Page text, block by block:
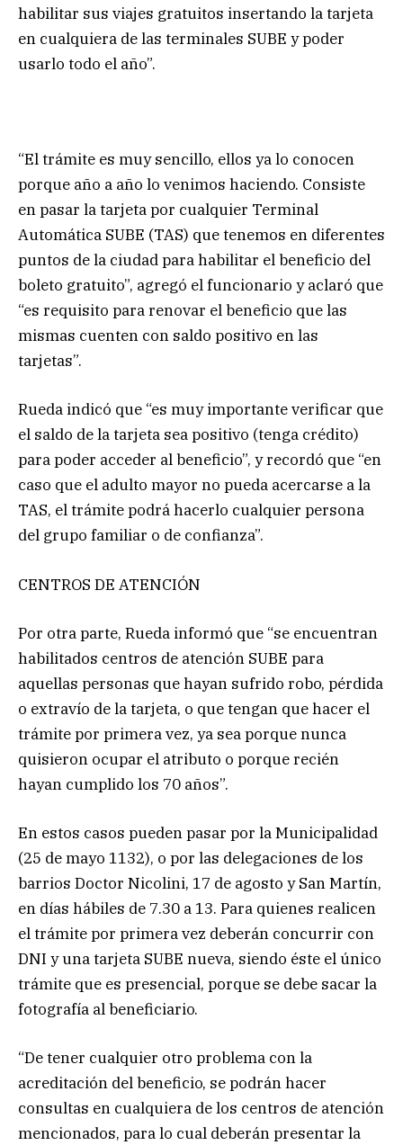
habilitar sus viajes gratuitos insertando la tarjeta
en cualquiera de las terminales SUBE y poder
usarlo todo el año”.
“El trámite es muy sencillo, ellos ya lo conocen
porque año a año lo venimos haciendo. Consiste
en pasar la tarjeta por cualquier Terminal
Automática SUBE (TAS) que tenemos en diferentes
puntos de la ciudad para habilitar el beneficio del
boleto gratuito”, agregó el funcionario y aclaró que
“es requisito para renovar el beneficio que las
mismas cuenten con saldo positivo en las
tarjetas”.
Rueda indicó que “es muy importante verificar que
el saldo de la tarjeta sea positivo (tenga crédito)
para poder acceder al beneficio”, y recordó que “en
caso que el adulto mayor no pueda acercarse a la
TAS, el trámite podrá hacerlo cualquier persona
del grupo familiar o de confianza”.
CENTROS DE ATENCIÓN
Por otra parte, Rueda informó que “se encuentran
habilitados centros de atención SUBE para
aquellas personas que hayan sufrido robo, pérdida
o extravío de la tarjeta, o que tengan que hacer el
trámite por primera vez, ya sea porque nunca
quisieron ocupar el atributo o porque recién
hayan cumplido los 70 años”.
En estos casos pueden pasar por la Municipalidad
(25 de mayo 1132), o por las delegaciones de los
barrios Doctor Nicolini, 17 de agosto y San Martín,
en días hábiles de 7.30 a 13. Para quienes realicen
el trámite por primera vez deberán concurrir con
DNI y una tarjeta SUBE nueva, siendo éste el único
trámite que es presencial, porque se debe sacar la
fotografía al beneficiario.
“De tener cualquier otro problema con la
acreditación del beneficio, se podrán hacer
consultas en cualquiera de los centros de atención
mencionados, para lo cual deberán presentar la